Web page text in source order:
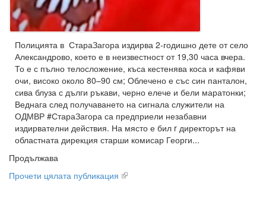
Полицията в СтараЗагора издирва 2-годишно дете от село
Александрово, което е в неизвестност от 19,30 часа вчера.
То е с пълно телосложение, къса кестенява коса и кафяви
очи, високо около 80–90 см; Облечено е със син панталон,
сива блуза с дълги ръкави, черно елече и бели маратонки;
Веднага след получаването на сигнала служители на
ОДМВР #СтараЗагора са предприели незабавни
издирвателни действия. На място е бил r директорът на
областната дирекция старши комисар Георги...
Продължава
Прочети цялата публикация